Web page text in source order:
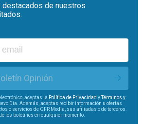
de nuestros
Opinión
aceptas la Política de Privacidad yTérminos y
Día. Además, aceptas recibir información u ofertas
o servicios de GFR Media, sus afiliadas o de terceros.
los boletines en cualquier momento.